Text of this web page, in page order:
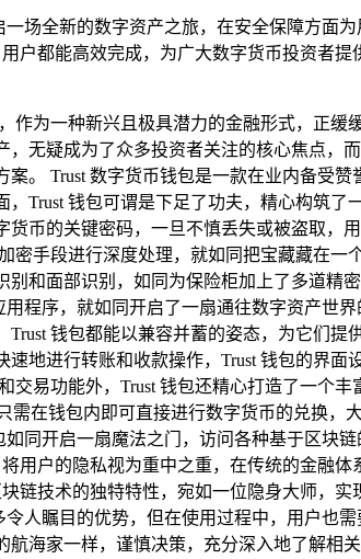
场全新的数字资产之旅，在安全保障方面
户都能高效完成，为广大数字货币投资者
为一种新兴且极具潜力的金融形式，正缓
无疑成为了众多投资者关注的核心焦点，而
。 Trust 数字货币钱包是一款在业内备受
Trust 钱包可谓是下足了功夫，精心构筑
币的关键密码，一旦不慎丢失或被盗取，
手段进行深度处理，就如同把宝藏藏在
和面部识别，如同为保险柜加上了多道精
程序，就如同开启了一扇通往数字资产世
钱包都能以兼容并蓄的姿态，为它们
地进行转账和收款操作，Trust 钱包的界
易功能外，Trust 钱包还精心打造了一个
在钱包内即可直接进行数字货币的兑换，
同开启一扇魔法之门，访问各种基于区块
用户的隐私视为重中之重，在传统的金融
链技术的独特特性，宛如一位隐身大师，
人瞩目的优势，但在使用过程中，用户也
海家一样，谨慎决策，充分深入地了解相